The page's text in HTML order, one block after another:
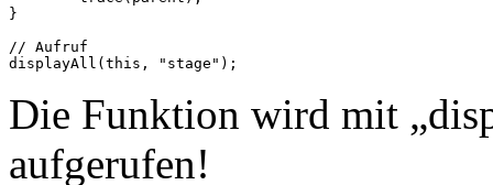
}
// Aufruf
Die Funktion wird mit
aufgerufen!